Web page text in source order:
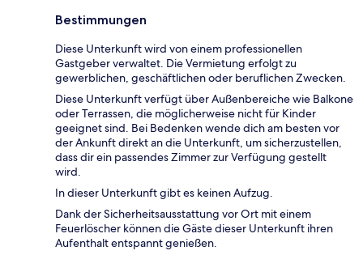
Bestimmungen
Diese Unterkunft wird von einem professionellen
Gastgeber verwaltet. Die Vermietung erfolgt zu
gewerblichen, geschäftlichen oder beruflichen Zwecken.
Diese Unterkunft verfügt über Außenbereiche wie Balkone
oder Terrassen, die möglicherweise nicht für Kinder
geeignet sind. Bei Bedenken wende dich am besten vor
der Ankunft direkt an die Unterkunft, um sicherzustellen,
dass dir ein passendes Zimmer zur Verfügung gestellt
wird.
In dieser Unterkunft gibt es keinen Aufzug.
Dank der Sicherheitsausstattung vor Ort mit einem
Feuerlöscher können die Gäste dieser Unterkunft ihren
Aufenthalt entspannt genießen.